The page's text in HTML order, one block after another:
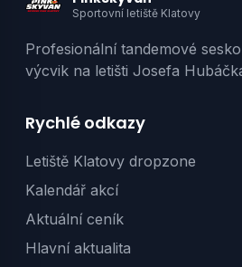
Sportovní letiště Klatovy
Profesionální tandemové
výcvik na letišti Josefa
Rychlé odkazy
Letiště Klatovy dropzone
Kalendář akcí
Aktuální ceník
Hlavní aktualita